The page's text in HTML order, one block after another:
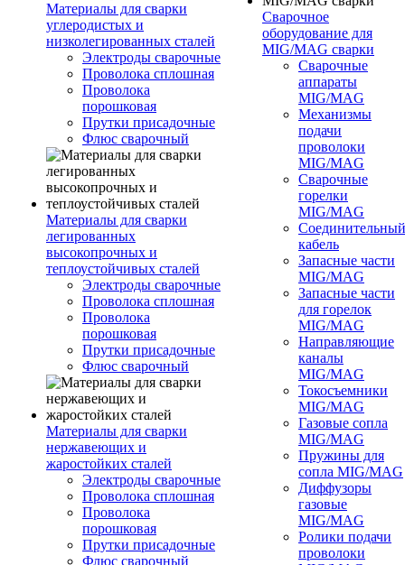
Материалы для сварки
углеродистых и
низколегированных сталей
Электроды сварочные
Проволока сплошная
Проволока
порошковая
Прутки присадочные
Флюс сварочный
Материалы для сварки
легированных
высокопрочных и
теплоустойчивых сталей
Электроды сварочные
Проволока сплошная
Проволока
порошковая
Прутки присадочные
Флюс сварочный
Материалы для сварки
нержавеющих и
жаростойких сталей
Электроды сварочные
Проволока сплошная
Проволока
порошковая
Прутки присадочные
Флюс сварочный
Сварочное
оборудование для
MIG/MAG сварки
Сварочные
аппараты
MIG/MAG
Механизмы
подачи
проволоки
MIG/MAG
Сварочные
горелки
MIG/MAG
Соединительный
кабель
Запасные части
MIG/MAG
Запасные части
для горелок
MIG/MAG
Направляющие
каналы
MIG/MAG
Токосъемники
MIG/MAG
Газовые сопла
MIG/MAG
Пружины для
сопла MIG/MAG
Диффузоры
газовые
MIG/MAG
Ролики подачи
проволоки